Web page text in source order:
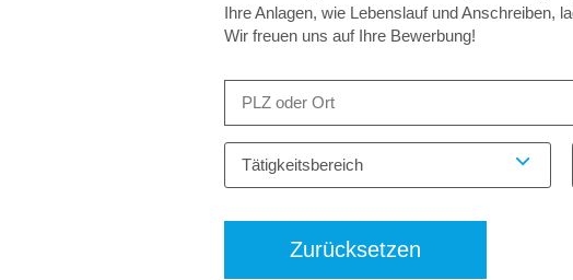
Ihre Anlagen, wie Lebenslauf und Anschreiben,
Wir freuen uns auf Ihre Bewerbung!
Tätigkeitsbereich
Zurücksetzen